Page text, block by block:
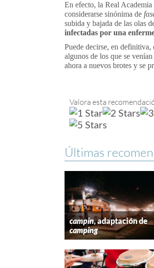
En efecto, la Real
considerarse sinónima de
subida y bajada de las olas
infectadas por una
Puede decirse, en
algunos de los que se
ahora a nuevos brotes y se
Valora esta
Últimas
campin, adaptación de
camping